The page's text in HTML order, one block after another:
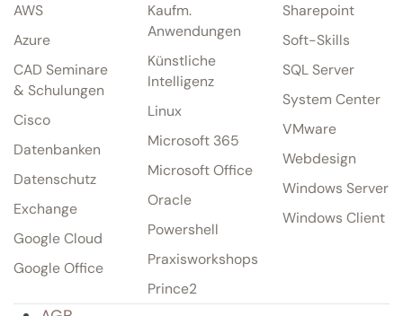
AWS
Azure
CAD Seminare
& Schulungen
Cisco
Datenbanken
Datenschutz
Exchange
Google Cloud
Google Office
Kaufm.
Anwendungen
Künstliche
Intelligenz
Linux
Microsoft 365
Microsoft Office
Oracle
Powershell
Praxisworkshops
Prince2
Sharepoint
Soft-Skills
SQL Server
System Center
VMware
Webdesign
Windows Server
Windows Client